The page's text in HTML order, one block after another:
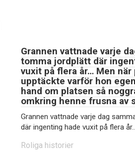
Grannen vattnade varje
tomma jordplätt där
vuxit på flera år… Men när
upptäckte varför hon
hand om platsen så
omkring henne frusna av
Grannen vattnade varje dag
där ingenting hade vuxit på flera
Roliga historier